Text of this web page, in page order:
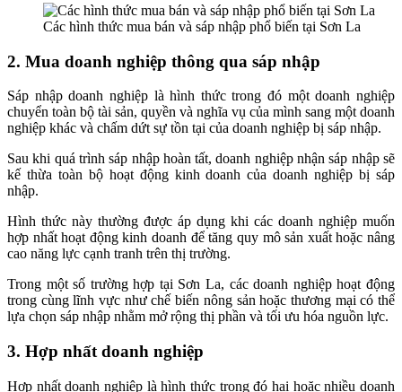
Các hình thức mua bán và sáp nhập phổ biến tại Sơn La
2. Mua doanh nghiệp thông qua sáp nhập
Sáp nhập doanh nghiệp là hình thức trong đó một doanh nghiệp
chuyển toàn bộ tài sản, quyền và nghĩa vụ của mình sang một doanh
nghiệp khác và chấm dứt sự tồn tại của doanh nghiệp bị sáp nhập.
Sau khi quá trình sáp nhập hoàn tất, doanh nghiệp nhận sáp nhập sẽ
kế thừa toàn bộ hoạt động kinh doanh của doanh nghiệp bị sáp
nhập.
Hình thức này thường được áp dụng khi các doanh nghiệp muốn
hợp nhất hoạt động kinh doanh để tăng quy mô sản xuất hoặc nâng
cao năng lực cạnh tranh trên thị trường.
Trong một số trường hợp tại Sơn La, các doanh nghiệp hoạt động
trong cùng lĩnh vực như chế biến nông sản hoặc thương mại có thể
lựa chọn sáp nhập nhằm mở rộng thị phần và tối ưu hóa nguồn lực.
3. Hợp nhất doanh nghiệp
Hợp nhất doanh nghiệp là hình thức trong đó hai hoặc nhiều doanh